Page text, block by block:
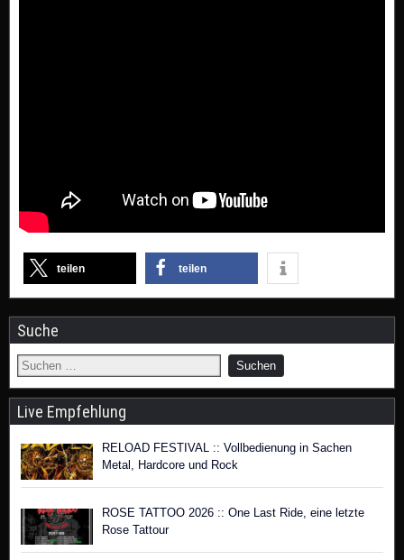
teilen teilen
Suche
Live Empfehlung
RELOAD FESTIVAL :: Vollbedienung in Sachen
Metal, Hardcore und Rock
ROSE TATTOO 2026 :: One Last Ride, eine letzte
Rose Tattour